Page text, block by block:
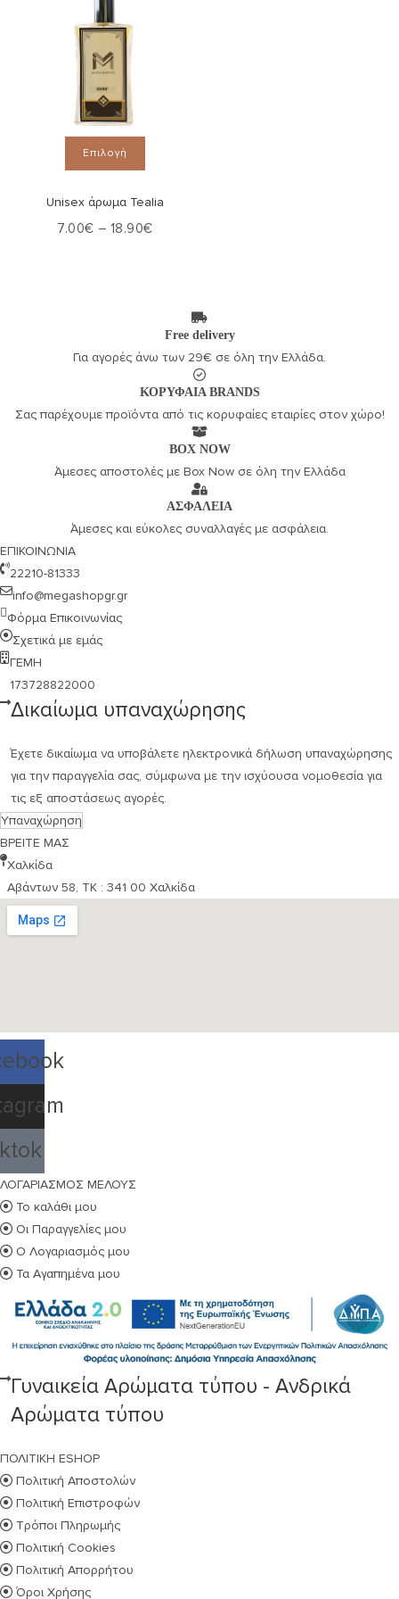
Επιλογή
Αυτό
παραλλαγές.
επιλογές
προϊόντος
Unisex άρωμα Tealia
7.00€ – 18.90€Price
Free delivery
Για αγορές άνω των 29€ σε όλη την Ελλάδα.
ΚΟΡΥΦΑΙΑ BRANDS
Σας παρέχουμε προϊόντα από τις κορυφαίες εταιρίες στον χώρο!
BOX NOW
Άμεσες αποστολές με Box Now σε όλη την Ελλάδα
ΑΣΦΑΛΕΙΑ
Άμεσες και εύκολες συναλλαγές με ασφάλεια.
ΕΠΙΚΟΙΝΩΝΙΑ
22210-81333
info@megashopgr.gr
Φόρμα Επικοινωνίας
Σχετικά με εμάς
ΓΕΜΗ
173728822000
Δικαίωμα υπαναχώρησης
Έχετε δικαίωμα να υποβάλετε ηλεκτρονικά δήλωση υπαναχώρησης
για την παραγγελία σας, σύμφωνα με την ισχύουσα νομοθεσία για
τις εξ αποστάσεως αγορές.
Υπαναχώρηση
ΒΡΕΙΤΕ ΜΑΣ
Χαλκίδα
Αβάντων 58, ΤΚ : 341 00 Χαλκίδα
ΛΟΓΑΡΙΑΣΜΟΣ ΜΕΛΟΥΣ
Το καλάθι μου
Οι Παραγγελίες μου
Ο Λογαριασμός μου
Τα Αγαπημένα μου
Γυναικεία Αρώματα τύπου - Ανδρικά
Αρώματα τύπου
ΠΟΛΙΤΙΚΗ ESHOP
Πολιτική Αποστολών
Πολιτική Επιστροφών
Τρόποι Πληρωμής
Πολιτική Cookies
Πολιτική Απορρήτου
Όροι Χρήσης